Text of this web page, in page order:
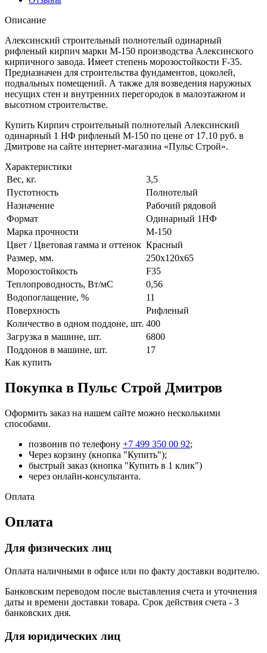
Описание
Алексинский строительный полнотелый одинарный
рифленый кирпич марки М-150 производства Алексинского
кирпичного завода. Имеет степень морозостойкости F-35.
Предназначен для строительства фундаментов, цоколей,
подвальных помещений. А также для возведения наружных
несущих стен и внутренних перегородок в малоэтажном и
высотном строительстве.
Купить Кирпич строительный полнотелый Алексинский
одинарный 1 НФ рифленый М-150 по цене от 17.10 руб. в
Дмитрове на сайте интернет-магазина «Пульс Строй».
Характеристики
Вес, кг.
3,5
Пустотность
Полнотелый
Назначение
Рабочий рядовой
Формат
Одинарный 1НФ
Марка прочности
М-150
Цвет / Цветовая гамма и оттенок Красный
Размер, мм.
250х120х65
Морозостойкость
F35
Теплопроводность, Вт/мC
0,56
Водопоглащение, %
11
Поверхность
Рифленый
Количество в одном поддоне, шт. 400
Загрузка в машине, шт.
6800
Поддонов в машине, шт.
17
Как купить
Покупка в Пульс Строй Дмитров
Оформить заказ на нашем сайте можно несколькими
способами.
позвонив по телефону +7 499 350 00 92;
Через корзину (кнопка "Купить");
быстрый заказ (кнопка "Купить в 1 клик")
через онлайн-консультанта.
Оплата
Оплата
Для физических лиц
Оплата наличными в офисе или по факту доставки водителю.
Банковским переводом после выставления счета и уточнения
даты и времени доставки товара. Срок действия счета - 3
банковских дня.
Для юридических лиц